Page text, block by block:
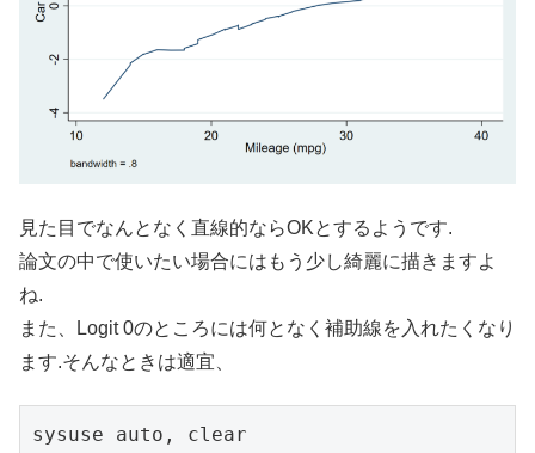
見た目でなんとなく直線的ならOKとするようです.
論文の中で使いたい場合にはもう少し綺麗に描きますよ
ね.
また、Logit 0のところには何となく補助線を入れたくなり
ます.そんなときは適宜、
sysuse auto, clear